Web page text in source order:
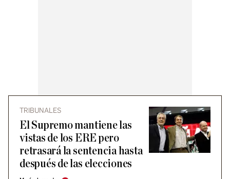
TRIBUNALES
El Supremo mantiene las
vistas de los ERE pero
retrasará la sentencia hasta
después de las elecciones